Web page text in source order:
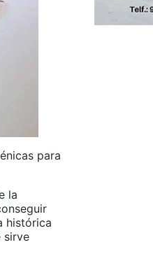
para
la
histórica
sirve